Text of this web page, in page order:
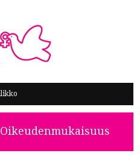
PUOLESTA